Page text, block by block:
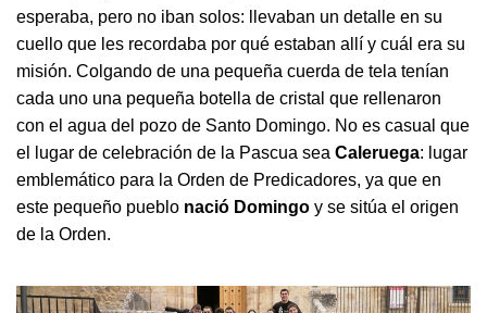
esperaba, pero no iban solos: llevaban un detalle en su
cuello que les recordaba por qué estaban allí y cuál era su
misión. Colgando de una pequeña cuerda de tela tenían
cada uno una pequeña botella de cristal que rellenaron
con el agua del pozo de Santo Domingo. No es casual que
el lugar de celebración de la Pascua sea Caleruega: lugar
emblemático para la Orden de Predicadores, ya que en
este pequeño pueblo nació Domingo y se sitúa el origen
de la Orden.